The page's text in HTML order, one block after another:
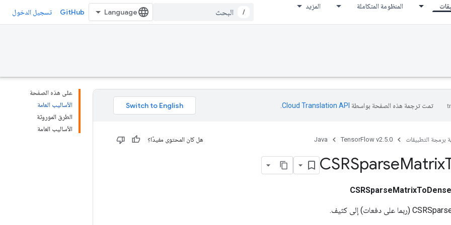
المنظومة المتكاملة المزيد
/
GitHub تسجيل الدخول
على هذه الصفحة
الأساليب العامة
الطرق الموروثة
الأساليب العامة
تمت ترجمة هذه الصفحة بواسطة Cloud Translation API‏
برمجة التطبيقات TensorFlow v2.5.0
Java هل كان المحتوى مفيدًا؟
CSRSparseMatrix
CSRSparseMatrixToDense